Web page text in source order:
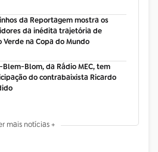
da Reportagem mostra os
da inédita trajetória de
Verde na Copa do Mundo
Blom, da Rádio MEC, tem
do contrabaixista Ricardo
mais notícias +